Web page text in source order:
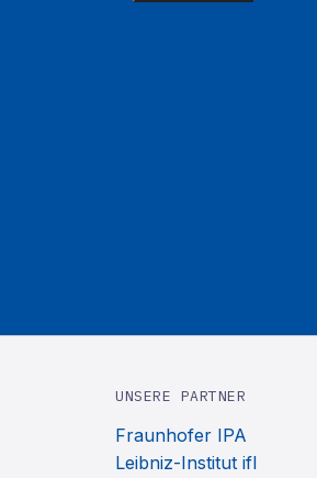
UNSERE PARTNER
Fraunhofer IPA
Leibniz-Institut ifl